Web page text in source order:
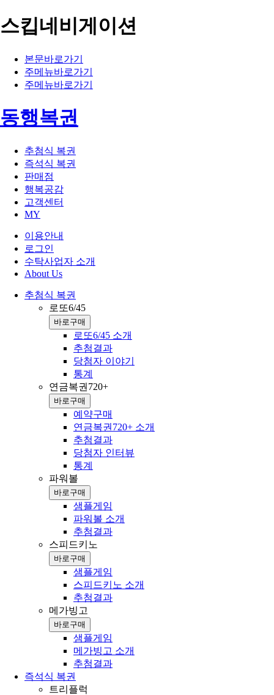
스킵네비게이션
본문바로가기
주메뉴바로가기
주메뉴바로가기
동행복권
추첨식 복권
즉석식 복권
판매점
행복공감
고객센터
MY
이용안내
로그인
수탁사업자 소개
About Us
추첨식 복권
로또6/45
바로구매
로또6/45 소개
추첨결과
당첨자 이야기
통계
연금복권720+
바로구매
예약구매
연금복권720+ 소개
추첨결과
당첨자 인터뷰
통계
파워볼
바로구매
샘플게임
파워볼 소개
추첨결과
스피드키노
바로구매
샘플게임
스피드키노 소개
추첨결과
메가빙고
바로구매
샘플게임
메가빙고 소개
추첨결과
즉석식 복권
트리플럭